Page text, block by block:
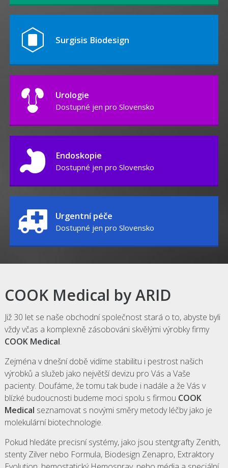
Surgisis Biodesign
Urologie
Dostupné jen pro Slovensko
Endoskopie
Dostupné jen pro Slovensko
Urgentní péče
Dostupné jen pro Slovensko
COOK Medical by ARID
Již 30 let se naše obchodní společnost stará o to, abyste byli
vždy včas a komplexně zásobováni skvělými výrobky firmy
COOK Medical.
Zejména v dnešní době vidíme stabilitu i pestrost našich
výrobků a služeb jako největší devizu pro Vás a Vaše
pacienty. Doufáme, že tomu tak bude i nadále a že Vás v
blízké budoucnosti budeme moci spolu s firmou COOK
Medical seznamovat s novými směry metody léčby jako je
molekulární biotechnologie.
Pokud hledáte precisní systémy, jako jsou stentgrafty Zenith,
stenty Zilver nebo Formula, Biodesign Zenapro, Extraktory